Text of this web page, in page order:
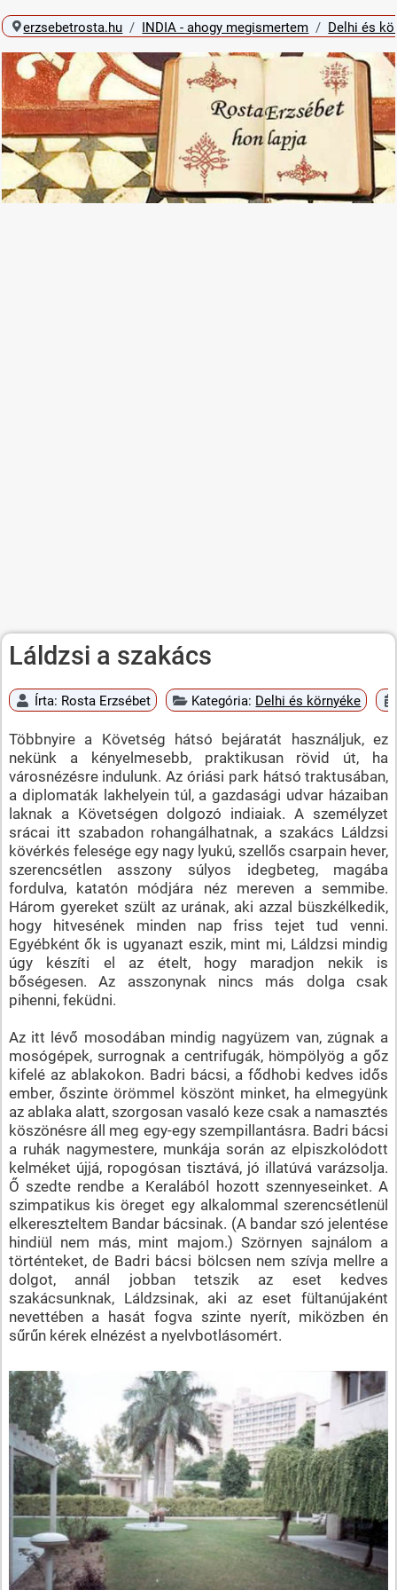
erzsebetrosta.hu INDIA - ahogy megismertem Delhi és
Láldzsi a szakács
Írta: Rosta Erzsébet Kategória: Delhi és környéke
Többnyire a Követség hátsó bejáratát használjuk, ez
nekünk a kényelmesebb, praktikusan rövid út, ha
városnézésre indulunk. Az óriási park hátsó traktusában,
a diplomaták lakhelyein túl, a gazdasági udvar házaiban
laknak a Követségen dolgozó indiaiak. A személyzet
srácai itt szabadon rohangálhatnak, a szakács Láldzsi
kövérkés felesége egy nagy lyukú, szellős csarpain hever,
szerencsétlen asszony súlyos idegbeteg, magába
fordulva, katatón módjára néz mereven a semmibe.
Három gyereket szült az urának, aki azzal büszkélkedik,
hogy hitvesének minden nap friss tejet tud venni.
Egyébként ők is ugyanazt eszik, mint mi, Láldzsi mindig
úgy készíti el az ételt, hogy maradjon nekik is
bőségesen. Az asszonynak nincs más dolga csak
pihenni, feküdni.
Az itt lévő mosodában mindig nagyüzem van, zúgnak a
mosógépek, surrognak a centrifugák, hömpölyög a gőz
kifelé az ablakokon. Badri bácsi, a fődhobi kedves idős
ember, őszinte örömmel köszönt minket, ha elmegyünk
az ablaka alatt, szorgosan vasaló keze csak a namasztés
köszönésre áll meg egy-egy szempillantásra. Badri bácsi
a ruhák nagymestere, munkája során az elpiszkolódott
kelméket újjá, ropogósan tisztává, jó illatúvá varázsolja.
Ő szedte rendbe a Keralából hozott szennyeseinket. A
szimpatikus kis öreget egy alkalommal szerencsétlenül
elkereszteltem Bandar bácsinak. (A bandar szó jelentése
hindiül nem más, mint majom.) Szörnyen sajnálom a
történteket, de Badri bácsi bölcsen nem szívja mellre a
dolgot, annál jobban tetszik az eset kedves
szakácsunknak, Láldzsinak, aki az eset fültanújaként
nevettében a hasát fogva szinte nyerít, miközben én
sűrűn kérek elnézést a nyelvbotlásomért.